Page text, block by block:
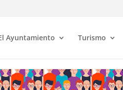
Ayuntamiento Turismo